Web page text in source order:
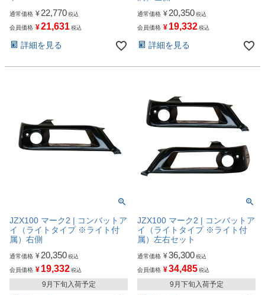
通常価格 ¥ 22,770 税込
会員価格 ¥21,631 税込
詳細を見る
通常価格 ¥ 20,350 税込
会員価格 ¥ 19,332 税込
詳細を見る
JZX100 マーク2 | コンバットア
イ（ライトタイプ ※ライト付
属）右側
通常価格 ¥ 20,350 税込
会員価格 ¥ 19,332 税込
9月下旬入荷予定
JZX100 マーク2 | コンバットア
イ（ライトタイプ ※ライト付
属）左右セット
通常価格 ¥36,300 税込
会員価格 ¥34,485 税込
9月下旬入荷予定